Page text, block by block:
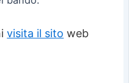
visita il sito web